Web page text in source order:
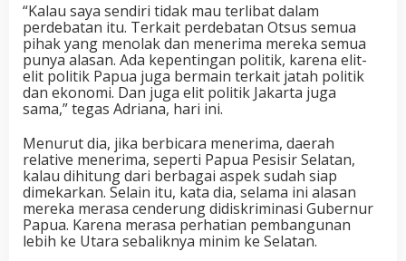
“Kalau saya sendiri tidak mau terlibat dalam
perdebatan itu. Terkait perdebatan Otsus semua
pihak yang menolak dan menerima mereka semua
punya alasan. Ada kepentingan politik, karena elit-
elit politik Papua juga bermain terkait jatah politik
dan ekonomi. Dan juga elit politik Jakarta juga
sama,” tegas Adriana, hari ini.
Menurut dia, jika berbicara menerima, daerah
relative menerima, seperti Papua Pesisir Selatan,
kalau dihitung dari berbagai aspek sudah siap
dimekarkan. Selain itu, kata dia, selama ini alasan
mereka merasa cenderung didiskriminasi Gubernur
Papua. Karena merasa perhatian pembangunan
lebih ke Utara sebaliknya minim ke Selatan.